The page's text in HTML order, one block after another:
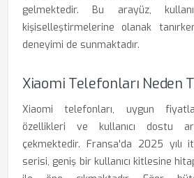
gelmektedir. Bu arayüz,
kişiselleştirmelerine olanak
deneyimi de sunmaktadır.
Xiaomi Telefonları Neden
Xiaomi telefonları, uygun
özellikleri ve kullanıcı dostu
çekmektedir. Fransa'da 2025 yılı
serisi, geniş bir kullanıcı kitlesine